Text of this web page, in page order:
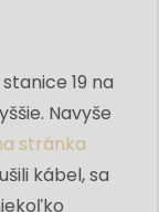
19 na
Navyše
stránka
kábel, sa